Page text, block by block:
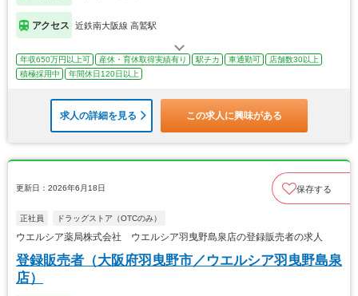
アクセス 近鉄南大阪線 高鷲駅
年収650万円以上可 産休・育休取得実績有り 駅チカ 車通勤可
店舗数30以上
積極採用中
年間休日120日以上
求人の詳細を見る この求人に興味がある
更新日：2026年6月18日 保存する
正社員 ドラッグストア（OTCのみ）
ウエルシア薬局株式会社 ウエルシア羽曳野島泉店の登録販売者の求人
登録販売者（大阪府羽曳野市／ウエルシア羽曳野島泉
店）